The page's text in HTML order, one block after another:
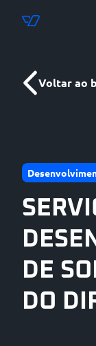
Voltar ao
DE
DO